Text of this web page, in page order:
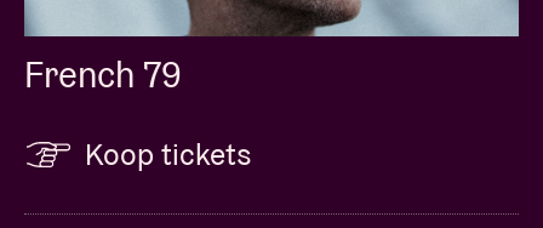
French 79
Koop tickets